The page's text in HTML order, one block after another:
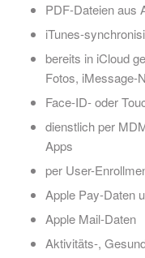
PDF-Dateien aus
iTunes-
bereits in iCloud
Fotos, iMessage-
Face-ID- oder
dienstlich per
Apps
per User-
Apple Pay-Daten
Apple Mail-Daten
Aktivitäts-,